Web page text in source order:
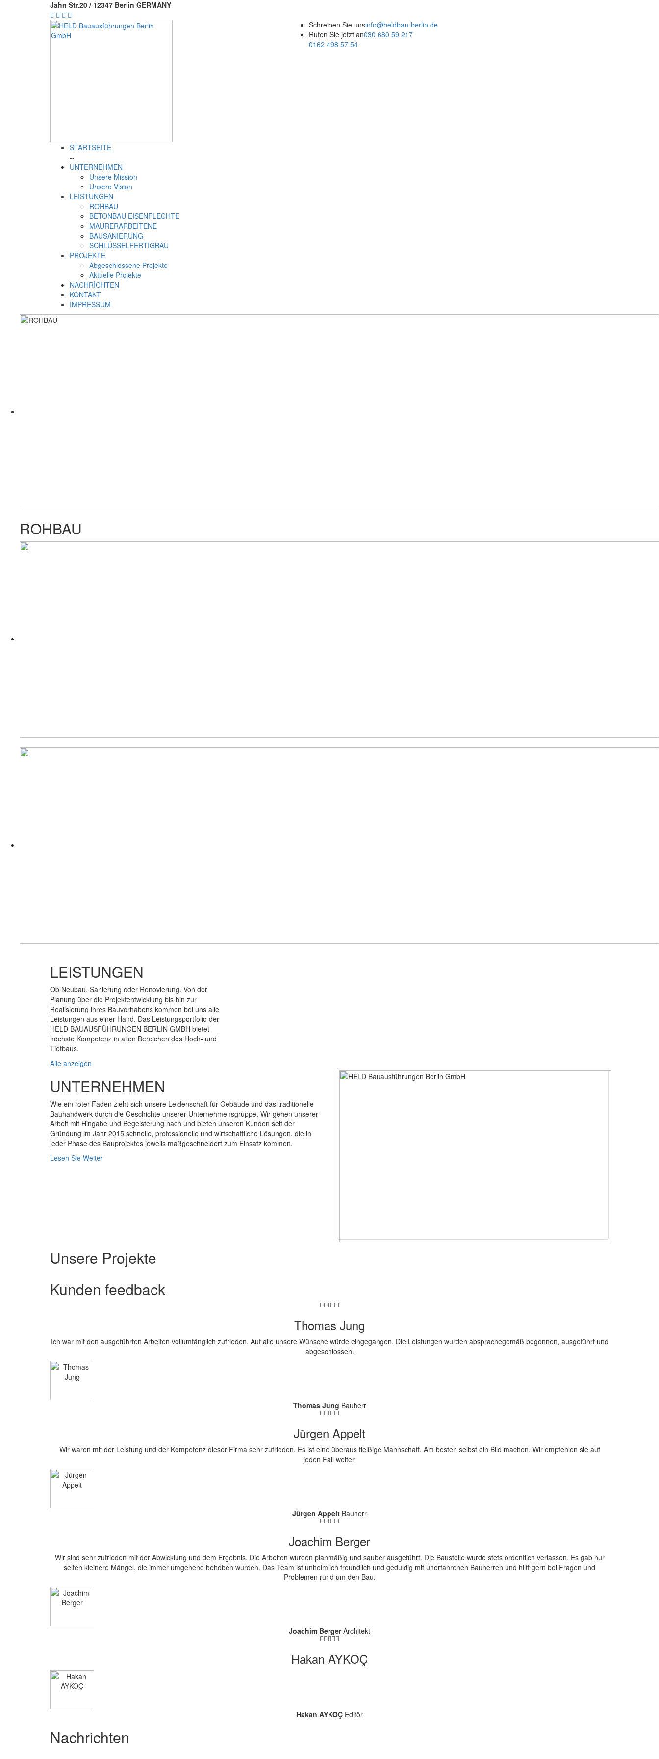
Jahn Str.20 / 12347 Berlin GERMANY
Schreiben Sie unsinfo@heldbau-berlin.de
Rufen Sie jetzt an030 680 59 217
0162 498 57 54
STARTSEITE
--
UNTERNEHMEN
Unsere Mission
Unsere Vision
LEISTUNGEN
ROHBAU
BETONBAU EISENFLECHTE
MAURERARBEITENE
BAUSANIERUNG
SCHLÜSSELFERTIGBAU
PROJEKTE
Abgeschlossene Projekte
Aktuelle Projekte
NACHRİCHTEN
KONTAKT
IMPRESSUM
ROHBAU
LEISTUNGEN
Ob Neubau, Sanierung oder Renovierung. Von der
Planung über die Projektentwicklung bis hin zur
Realisierung ihres Bauvorhabens kommen bei uns alle
Leistungen aus einer Hand. Das Leistungsportfolio der
HELD BAUAUSFÜHRUNGEN BERLIN GMBH bietet
höchste Kompetenz in allen Bereichen des Hoch- und
Tiefbaus.
Alle anzeigen
UNTERNEHMEN
Wie ein roter Faden zieht sich unsere Leidenschaft für Gebäude und das traditionelle
Bauhandwerk durch die Geschichte unserer Unternehmensgruppe. Wir gehen unserer
Arbeit mit Hingabe und Begeisterung nach und bieten unseren Kunden seit der
Gründung im Jahr 2015 schnelle, professionelle und wirtschaftliche Lösungen, die in
jeder Phase des Bauprojektes jeweils maßgeschneidert zum Einsatz kommen.
Lesen Sie Weiter
Unsere Projekte
Kunden feedback
Thomas Jung
Ich war mit den ausgeführten Arbeiten vollumfänglich zufrieden. Auf alle unsere Wünsche würde eingegangen. Die Leistungen wurden absprachegemäß begonnen, ausgeführt und
abgeschlossen.
Thomas Jung Bauherr
Jürgen Appelt
Wir waren mit der Leistung und der Kompetenz dieser Firma sehr zufrieden. Es ist eine überaus fleißige Mannschaft. Am besten selbst ein Bild machen. Wir empfehlen sie auf
jeden Fall weiter.
Jürgen Appelt Bauherr
Joachim Berger
Wir sind sehr zufrieden mit der Abwicklung und dem Ergebnis. Die Arbeiten wurden planmäßig und sauber ausgeführt. Die Baustelle wurde stets ordentlich verlassen. Es gab nur
selten kleinere Mängel, die immer umgehend behoben wurden. Das Team ist unheimlich freundlich und geduldig mit unerfahrenen Bauherren und hilft gern bei Fragen und
Problemen rund um den Bau.
Joachim Berger Architekt
Hakan AYKOÇ
Hakan AYKOÇ Editör
Nachrichten